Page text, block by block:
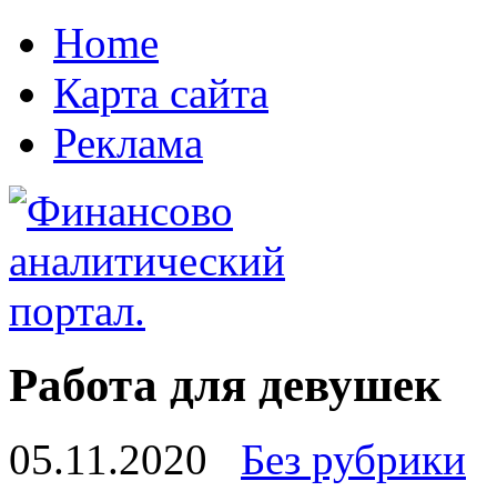
Home
Карта сайта
Реклама
Работа для девушек
05.11.2020
Без рубрики